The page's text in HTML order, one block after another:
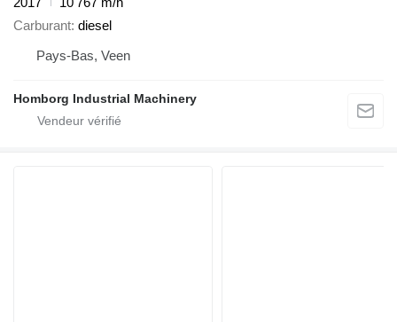
Carburant diesel
Pays-Bas, Veen
Homborg Industrial Machinery